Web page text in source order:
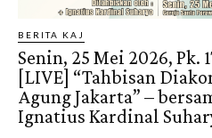
BERITA KAJ
Senin, 25 Mei 2026, Pk.
[LIVE] “Tahbisan
Agung Jakarta” –
Ignatius Kardinal